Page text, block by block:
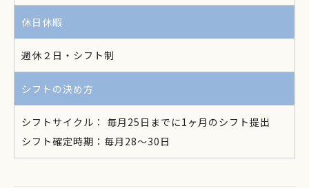
休日休暇
週休２日・シフト制
シフトの決め方
シフトサイクル： 毎月25日までに1ヶ月のシフト提出
シフト確定時期：毎月28～30日